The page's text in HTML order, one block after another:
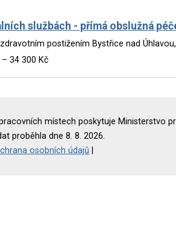
službách - přímá obslužná
postižením Bystřice nad
34 300 Kč
místech poskytuje Ministerstvo
proběhla dne 8. 8. 2026.
osobních údajů